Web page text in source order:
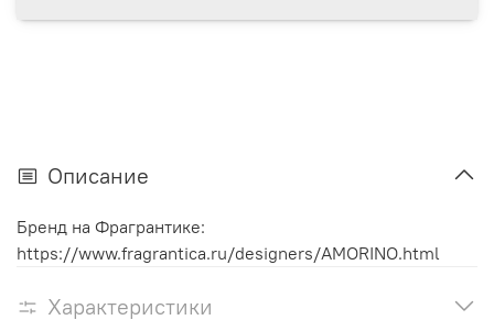
Описание
Бренд на Фрагрантике:
https://www.fragrantica.ru/designers/AMORINO.html
Характеристики